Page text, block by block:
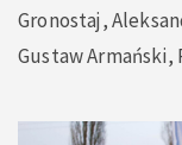
Gronostaj,
Gustaw Armański,